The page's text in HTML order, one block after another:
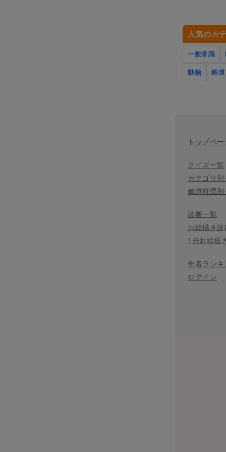
人気のカ
一般常識
動物
鉄道
トップペ
クイズ一覧
カテゴリ
都道府県
診断一覧
お絵描き
1分お絵描
作者ラン
ログイン